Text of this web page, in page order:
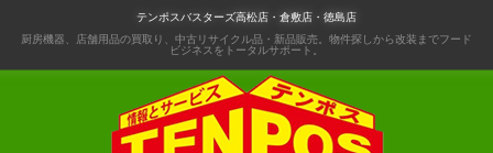
テンポスバスターズ高松店・倉敷店・徳島店
厨房機器、店舗用品の買取り、中古リサイクル品・新品販売。物件探しから改装までフード
ビジネスをトータルサポート。